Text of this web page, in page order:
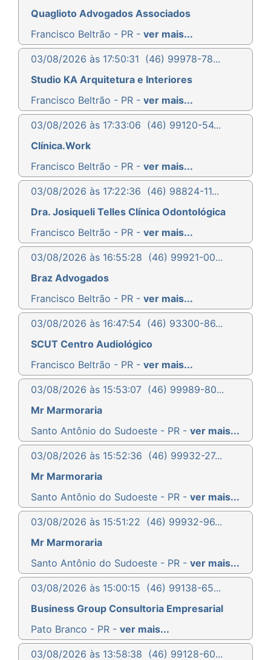
Quaglioto Advogados Associados
Francisco Beltrão - PR - ver mais...
03/08/2026 às 17:50:31 (46) 99978-78...
Studio KA Arquitetura e Interiores
Francisco Beltrão - PR - ver mais...
03/08/2026 às 17:33:06 (46) 99120-54...
Clínica.Work
Francisco Beltrão - PR - ver mais...
03/08/2026 às 17:22:36 (46) 98824-11...
Dra. Josiqueli Telles Clínica Odontológica
Francisco Beltrão - PR - ver mais...
03/08/2026 às 16:55:28 (46) 99921-00...
Braz Advogados
Francisco Beltrão - PR - ver mais...
03/08/2026 às 16:47:54 (46) 93300-86...
SCUT Centro Audiológico
Francisco Beltrão - PR - ver mais...
03/08/2026 às 15:53:07 (46) 99989-80...
Mr Marmoraria
Santo Antônio do Sudoeste - PR - ver mais...
03/08/2026 às 15:52:36 (46) 99932-27...
Mr Marmoraria
Santo Antônio do Sudoeste - PR - ver mais...
03/08/2026 às 15:51:22 (46) 99932-96...
Mr Marmoraria
Santo Antônio do Sudoeste - PR - ver mais...
03/08/2026 às 15:00:15 (46) 99138-65...
Business Group Consultoria Empresarial
Pato Branco - PR - ver mais...
03/08/2026 às 13:58:38 (46) 99128-60...